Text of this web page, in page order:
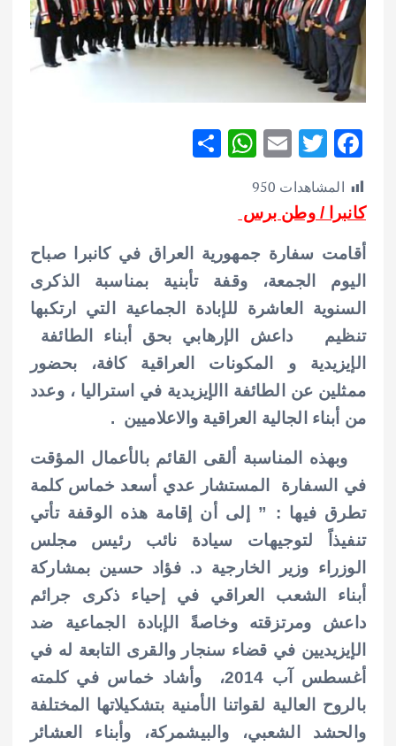
F
ac
e
b
o
o
k
T
w
it
te
r
E
m
ai
l
W
A
p
p
المشاهدات 950
كانبرا / وطن برس
أقامت سفارة جمهورية العراق في كانبرا صباح
اليوم الجمعة، وقفة تأبنية بمناسبة الذكرى
السنوية العاشرة للإبادة الجماعية التي ارتكبها
تنظيم داعش الإرهابي بحق أبناء الطائفة
الإيزيدية و المكونات العراقية كافة، بحضور
ممثلين عن الطائفة االإيزيدية في استراليا ، وعدد
من أبناء الجالية العراقية والاعلاميين .
وبهذه المناسبة ألقى القائم بالأعمال المؤقت
في السفارة المستشار عدي أسعد خماس كلمة
تطرق فيها : ” إلى أن إقامة هذه الوقفة تأتي
تنفيذاً لتوجيهات سيادة نائب رئيس مجلس
الوزراء وزير الخارجية د. فؤاد حسين بمشاركة
أبناء الشعب العراقي في إحياء ذكرى جرائم
داعش ومرتزقته وخاصةً الإبادة الجماعية ضد
الإيزيديين في قضاء سنجار والقرى التابعة له في
أغسطس آب 2014، وأشاد خماس في كلمته
بالروح العالية لقواتنا الأمنية بتشكيلاتها المختلفة
والحشد الشعبي، والبيشمركة، وأبناء العشائر